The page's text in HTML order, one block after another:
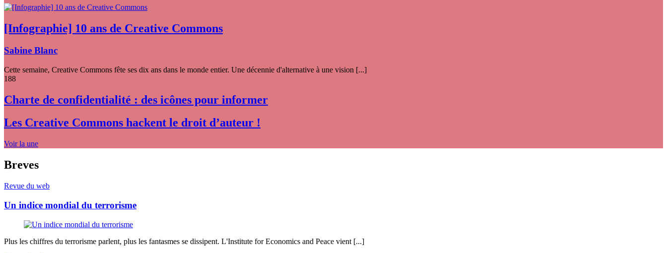
[Infographie] 10 ans de Creative Commons
Sabine Blanc
Cette semaine, Creative Commons fête ses dix ans dans le monde entier. Une décennie d'alternative à une vision [...]
188
Charte de confidentialité : des icônes pour informer
Les Creative Commons hackent le droit d’auteur !
Voir la une
Breves
Revue du web
Un indice mondial du terrorisme
Plus les chiffres du terrorisme parlent, plus les fantasmes se dissipent. L'Institute for Economics and Peace vient [...]